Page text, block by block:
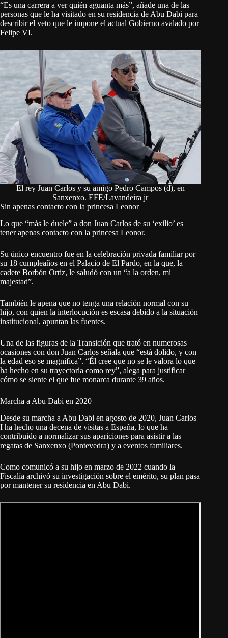
“Es una carrera a ver quién aguanta más”, añade una de las
personas que le ha visitado en su residencia de Abu Dabi para
describir el veto que le impone el actual Gobierno avalado por
Felipe VI.
El rey Juan Carlos y su amigo Pedro Campos (d), en
Sanxenxo. EFE/Lavandeira jr
Sin apenas contacto con la princesa Leonor
Lo que “más le duele” a don Juan Carlos de su ‘exilio’ es
tener apenas contacto con la princesa Leonor.
Su único encuentro fue en la celebración privada familiar por
su 18 cumpleaños en el Palacio de El Pardo, en la que, la
cadete Borbón Ortiz, le saludó con un “a la orden, mi
majestad”.
También le apena que no tenga una relación normal con su
hijo, con quien la interlocución es escasa debido a la situación
institucional, apuntan las fuentes.
Una de las figuras de la Transición que trató en numerosas
ocasiones con don Juan Carlos señala que “está dolido, y con
la edad eso se magnifica”. “Él cree que no se le valora lo que
ha hecho en su trayectoria como rey”, alega para justificar
cómo se siente el que fue monarca durante 39 años.
Marcha a Abu Dabi en 2020
Desde su marcha a Abu Dabi en agosto de 2020, Juan Carlos
I ha hecho una decena de visitas a España, lo que ha
contribuido a normalizar sus apariciones para asistir a las
regatas de Sanxenxo (Pontevedra) y a eventos familiares.
Como comunicó a su hijo en marzo de 2022 cuando la
Fiscalía archivó su investigación sobre el emérito, su plan pasa
por mantener su residencia en Abu Dabi.